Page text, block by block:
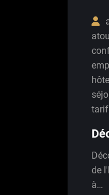
de
à…